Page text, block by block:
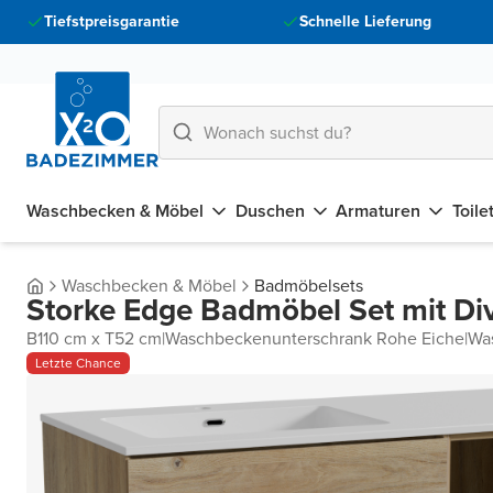
Tiefstpreisgarantie Schnelle Lieferung
Waschbecken & Möbel Duschen Armaturen
Waschbecken & Möbel Badmöbelsets
Storke Edge Badmöbel Set mit
B110 cm x T52 cm|Waschbeckenunterschrank Rohe Eiche|
Letzte Chance